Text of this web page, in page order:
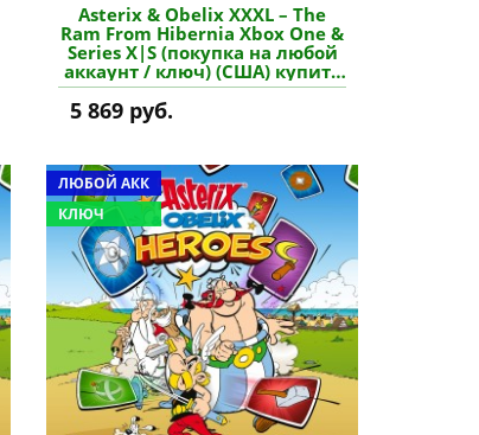
Asterix & Obelix XXXL – The
Ram From Hibernia Xbox One &
Series X|S (покупка на любой
аккаунт / ключ) (США) купить
игру
5 869 руб.
ЛЮБОЙ АКК
КЛЮЧ